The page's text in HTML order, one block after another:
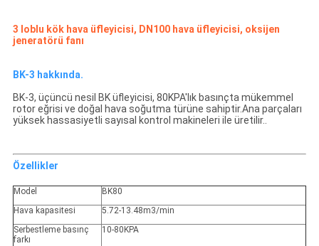
3 loblu kök hava üfleyicisi, DN100 hava üfleyicisi, oksijen
jeneratörü fanı
BK-3 hakkında.
BK-3, üçüncü nesil BK üfleyicisi, 80KPA'lık basınçta mükemmel
rotor eğrisi ve doğal hava soğutma türüne sahiptir.Ana parçaları
yüksek hassasiyetli sayısal kontrol makineleri ile üretilir..
Özellikler
Model
BK80
Hava kapasitesi
5.72-13.48m3/min
Serbestleme basınç
farkı
10-80KPA